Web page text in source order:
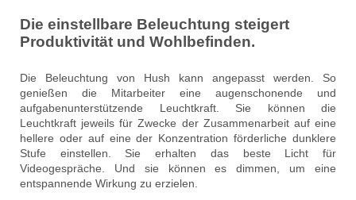
Die einstellbare Beleuchtung steigert
Produktivität und Wohlbefinden.
Die Beleuchtung von Hush kann angepasst werden. So
genießen die Mitarbeiter eine augenschonende und
aufgabenunterstützende Leuchtkraft. Sie können die
Leuchtkraft jeweils für Zwecke der Zusammenarbeit auf eine
hellere oder auf eine der Konzentration förderliche dunklere
Stufe einstellen. Sie erhalten das beste Licht für
Videogespräche. Und sie können es dimmen, um eine
entspannende Wirkung zu erzielen.